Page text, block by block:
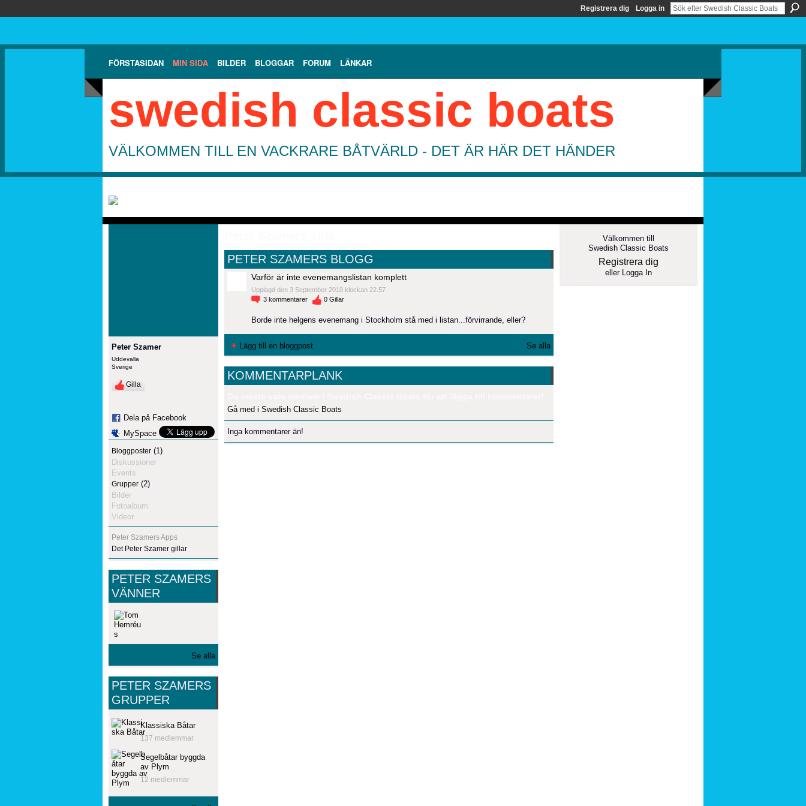
Registrera dig Logga in
FÖRSTASIDAN MIN SIDA BILDER BLOGGAR FORUM LÄNKAR
swedish classic boats
VÄLKOMMEN TILL EN VACKRARE BÅTVÄRLD - DET ÄR HÄR DET HÄNDER
Peter Szamer
Uddevalla
Sverige
Gilla
Dela på Facebook
MySpace
Bloggposter (1)
Diskussioner
Events
Grupper (2)
Bilder
Fotoalbum
Videor
Peter Szamers Apps
Det Peter Szamer gillar
PETER SZAMERS
VÄNNER
Se alla
PETER SZAMERS
GRUPPER
Klassiska Båtar
137 medlemmar
Segelbåtar byggda
av Plym
12 medlemmar
PETER SZAMERS BLOGG
Varför är inte evenemangslistan komplett
Upplagd den 3 September 2010 klockan 22.57
3 kommentarer 0 Gillar
Borde inte helgens evenemang i Stockholm stå med i listan...förvirrande, eller?
Lägg till en bloggpost Se alla
KOMMENTARPLANK
Gå med i Swedish Classic Boats
Inga kommentarer än!
Välkommen till
Swedish Classic Boats
Registrera dig
eller Logga In